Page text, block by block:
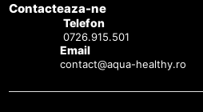
Contacteaza-ne
Telefon
0726.915.501
Email
contact@aqua-healthy.ro